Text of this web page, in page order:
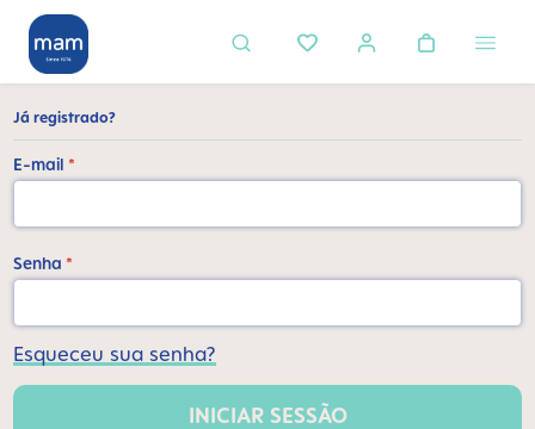
principal
Já registrado?
E-mail *
Senha *
Esqueceu sua senha?
INICIAR SESSÃO